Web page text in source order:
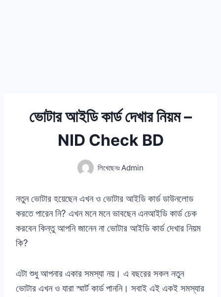
ভোটার আইডি কার্ড দেখার নিয়ম –
NID Check BD
লিখেছেনঃ Admin
নতুন ভোটার হয়েছেন এখন ও ভোটার আইডি কার্ড ডাউনলোড
করতে পারেন নি? এখন মনে মনে ভাবছেন এনআইডি কার্ড চেক
করবেন কিন্তু আপনি জানেন না ভোটার আইডি কার্ড দেখার নিয়ম
কি?
এটা শুধু আপনার একার সমস্যা নয়। এ বছরের সকল নতুন
ভোটার এখন ও যারা স্মার্ট কার্ড পাননি। সবাই এই একই সমস্যার